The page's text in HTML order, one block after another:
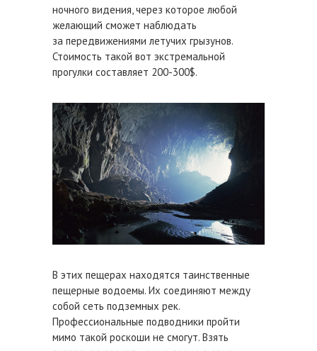
ночного видения, через которое любой
желающий сможет наблюдать
за передвижениями летучих грызунов.
Стоимость такой вот экстремальной
прогулки составляет 200-300$.
В этих пещерах находятся таинственные
пещерные водоемы. Их соединяют между
собой сеть подземных рек.
Профессиональные подводники пройти
мимо такой роскоши не смогут. Взять